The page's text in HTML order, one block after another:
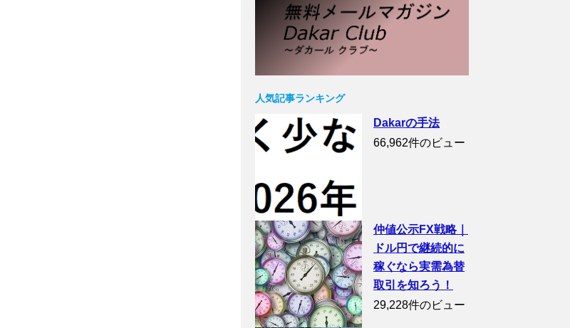
人気記事ランキング
Dakarの手法
66,962件のビュー
仲値公示FX戦略｜
ドル円で継続的に
稼ぐなら実需為替
取引を知ろう！
29,228件のビュー